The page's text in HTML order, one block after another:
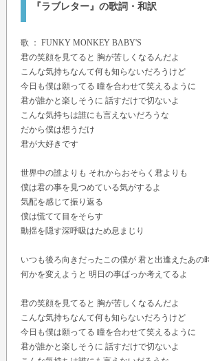
『ラブレター』の歌詞・和訳
歌 ： FUNKY MONKEY BΛBY'S
君の笑顔を見てると 胸が苦しくなるんだよ
こんな気持ちなんて何も知らないだろうけど
今日も僕は願ってる 瞳を合わせて笑えるように
君が誰かと楽しそうに 話すだけで切ないよ
こんな気持ちは誰にも言えないだろうな
だから僕は想うだけ
君が大好きです
世界中の誰よりも それからおそらく君よりも
僕は君の事を見つめている気がするよ
気配を感じて振り返る
僕は慌てて目をそらす
動揺を隠す深呼吸はため息まじり
いつも後ろ向きだったこの僕が 君と出逢えたあの
何かを変えようと 明日の事ばっか考えてるよ
君の笑顔を見てると 胸が苦しくなるんだよ
こんな気持ちなんて何も知らないだろうけど
今日も僕は願ってる 瞳を合わせて笑えるように
君が誰かと楽しそうに 話すだけで切ないよ